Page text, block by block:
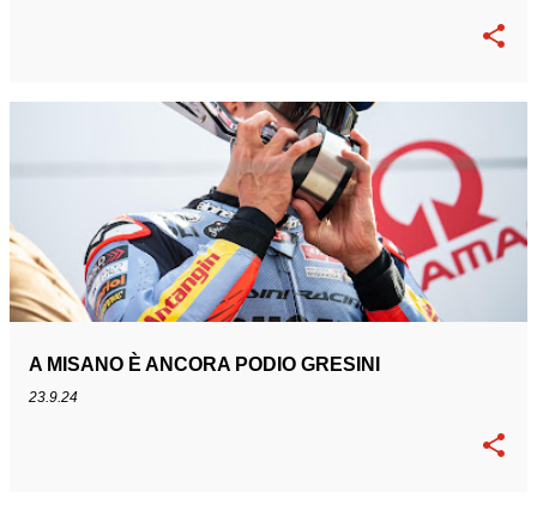
A MISANO È ANCORA PODIO GRESINI
23.9.24